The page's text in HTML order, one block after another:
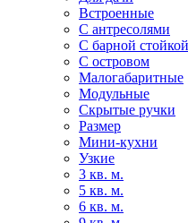
Встроенные
С антресолями
С барной стойкой
С островом
Малогабаритные
Модульные
Скрытые ручки
Размер
Мини-кухни
Узкие
3 кв. м.
5 кв. м.
6 кв. м.